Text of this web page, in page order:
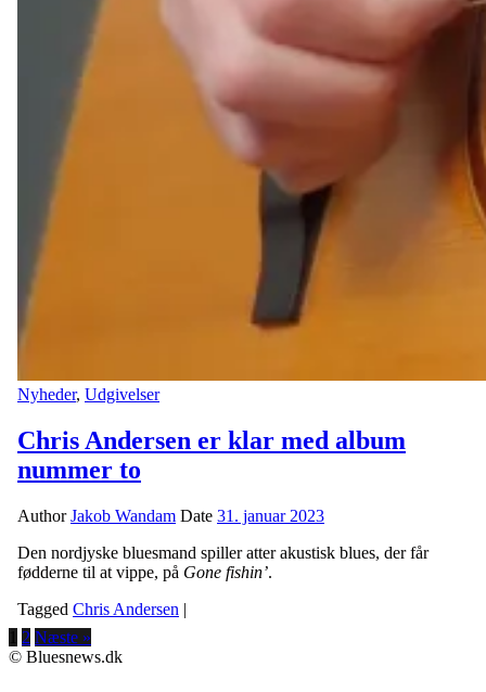
Nyheder, Udgivelser
Chris Andersen er klar med album
nummer to
AuthorJakob Wandam Date 31. januar 2023
Den nordjyske bluesmand spiller atter akustisk blues, der får
fødderne til at vippe, på Gone fishin’.
Tagged Chris Andersen |
2 Næste »
© Bluesnews.dk